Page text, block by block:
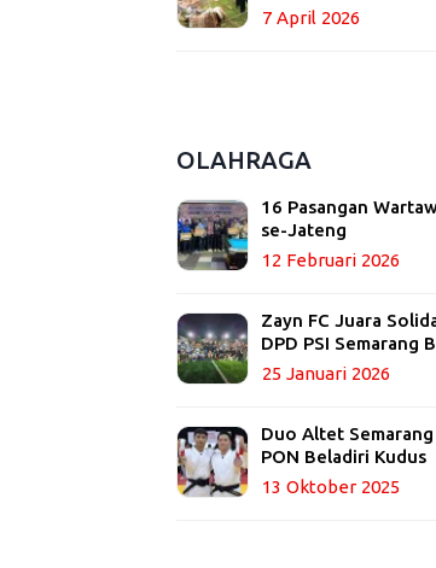
7 April 2026
OLAHRAGA
16 Pasangan
se-Jateng
12 Februari 2026
Zayn FC Juara
DPD PSI Semarang
25 Januari 2026
Duo Altet
PON Beladiri Kudus
13 Oktober 2025